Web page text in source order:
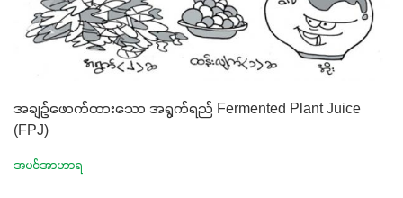
အချဉ်ဖောက်ထားသော အရွက်ရည် Fermented Plant Juice
(FPJ)
အပင်အာဟာရ